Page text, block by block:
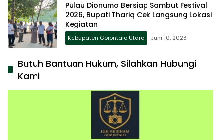
Pulau Dionumo Bersiap Sambut Festival
2026, Bupati Thariq Cek Langsung Lokasi
Kegiatan
Kabupaten Gorontalo Utara Juni 10, 2026
Butuh Bantuan Hukum, Silahkan Hubungi
Kami